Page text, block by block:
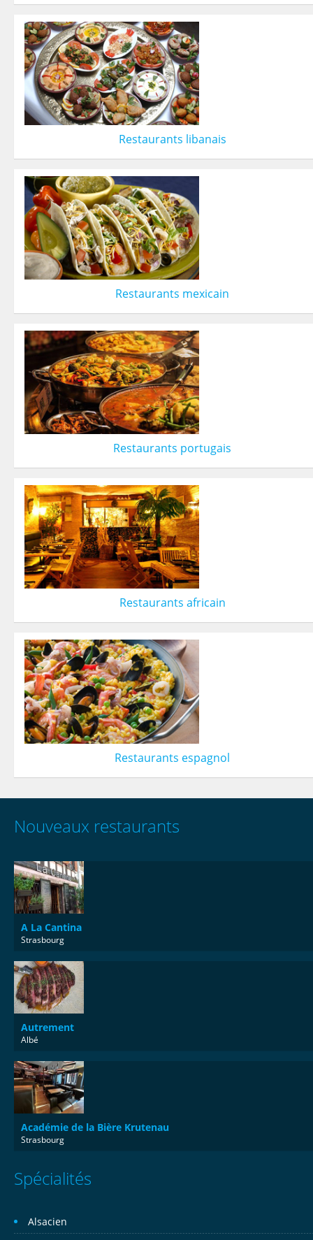
Restaurants libanais
Restaurants mexicain
Restaurants portugais
Restaurants africain
Restaurants espagnol
Nouveaux restaurants
A La Cantina
Strasbourg
Autrement
Albé
Académie de la Bière Krutenau
Strasbourg
Spécialités
Alsacien